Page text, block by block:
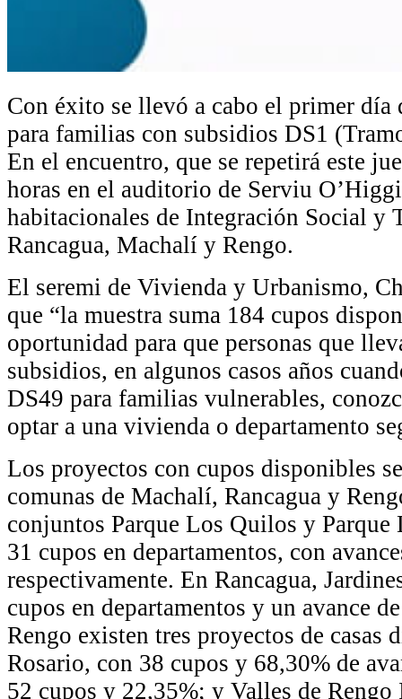
Con éxito se llevó a cabo el primer
para familias con subsidios DS1
En el encuentro, que se repetirá este
horas en el auditorio de Serviu
habitacionales de Integración Social y
Rancagua, Machalí y Rengo.
El seremi de Vivienda y Urbanismo,
que “la muestra suma 184 cupos
oportunidad para que personas que
subsidios, en algunos casos años
DS49 para familias vulnerables,
optar a una vivienda o departamento
Los proyectos con cupos disponibles
comunas de Machalí, Rancagua y
conjuntos Parque Los Quilos y
31 cupos en departamentos, con
respectivamente. En Rancagua,
cupos en departamentos y un avance
Rengo existen tres proyectos de casas
Rosario, con 38 cupos y 68,30% de
52 cupos y 22,35%; y Valles de